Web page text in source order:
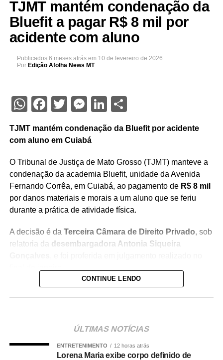
TJMT mantém condenação da
Bluefit a pagar R$ 8 mil por
acidente com aluno
Publicados 6 meses atrás em 10 de fevereiro de 2026
Por Edição Afolha News MT
WhatsApp
Facebook
Twitter
Messenger
LinkedIn
Share
TJMT mantém condenação da Bluefit por acidente
com aluno em Cuiabá
O Tribunal de Justiça de Mato Grosso (TJMT) manteve a
condenação da academia Bluefit, unidade da Avenida
Fernando Corrêa, em Cuiabá, ao pagamento de R$ 8 mil
por danos materiais e morais a um aluno que se feriu
durante a prática de atividade física.
A decisão é da Terceira Câmara de Direito Privado, sob
relatoria da desembargadora Antonia Siqueira
De acordo com os autos, o aluno sofreu o acidente
recorreu da sentença de primeira instância, mas o
equipamento apresentou falha durante o uso regular.
CONTINUE LENDO
ÚLTIMAS NOTÍCIAS
ENTRETENIMENTO 12 horas atrás
Lorena Maria exibe corpo definido de